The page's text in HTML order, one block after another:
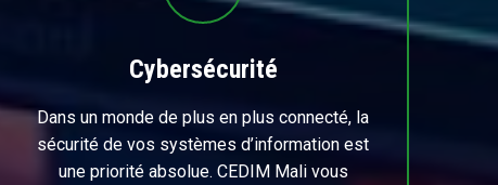
Cybersécurité
Dans un monde de plus en plus connecté, la
sécurité de vos systèmes d’information est
une priorité absolue. CEDIM Mali vous